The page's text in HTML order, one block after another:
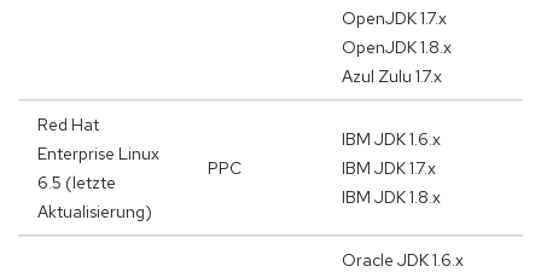
OpenJDK 1.7.x
OpenJDK 1.8.x
Azul Zulu 1.7.x
Red Hat
Enterprise Linux
6.5 (letzte
Aktualisierung)
PPC
IBM JDK 1.6.x
IBM JDK 1.7.x
IBM JDK 1.8.x
Oracle JDK 1.6.x